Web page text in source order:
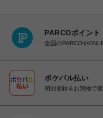
PARCOポイント
全国のPARCOや
ポケパル払い
初回登録＆お買物で